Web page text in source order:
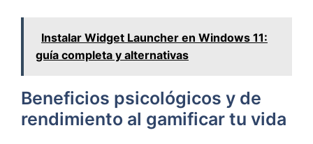
Instalar Widget Launcher en Windows 11:
guía completa y alternativas
Beneficios psicológicos y de
rendimiento al gamificar tu vida